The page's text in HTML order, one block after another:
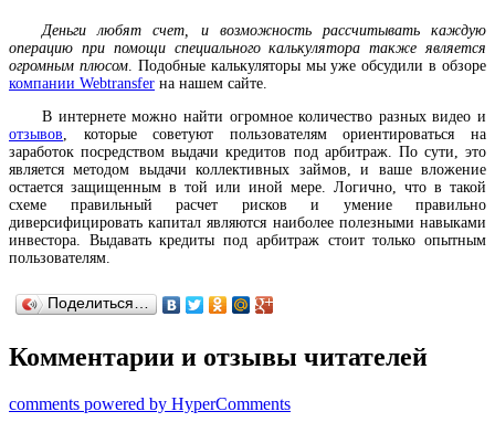
Деньги любят счет, и возможность рассчитывать каждую
операцию при помощи специального калькулятора также является
огромным плюсом. Подобные калькуляторы мы уже обсудили в обзоре
компании Webtransfer на нашем сайте.
В интернете можно найти огромное количество разных видео и
отзывов, которые советуют пользователям ориентироваться на
заработок посредством выдачи кредитов под арбитраж. По сути, это
является методом выдачи коллективных займов, и ваше вложение
остается защищенным в той или иной мере. Логично, что в такой
схеме правильный расчет рисков и умение правильно
диверсифицировать капитал являются наиболее полезными навыками
инвестора. Выдавать кредиты под арбитраж стоит только опытным
пользователям.
Поделиться…
Комментарии и отзывы читателей
comments powered by HyperComments